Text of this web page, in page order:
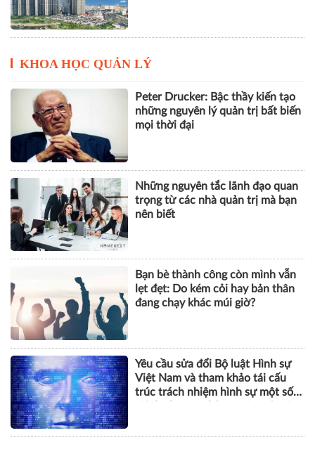
KHOA HỌC QUẢN LÝ
Peter Drucker: Bậc thầy kiến tạo
những nguyên lý quản trị bất biến
mọi thời đại
Những nguyên tắc lãnh đạo quan
trọng từ các nhà quản trị mà bạn
nên biết
Bạn bè thành công còn mình vẫn
lẹt đẹt: Do kém cỏi hay bản thân
đang chạy khác múi giờ?
Yêu cầu sửa đổi Bộ luật Hình sự
Việt Nam và tham khảo tái cấu
trúc trách nhiệm hình sự một số